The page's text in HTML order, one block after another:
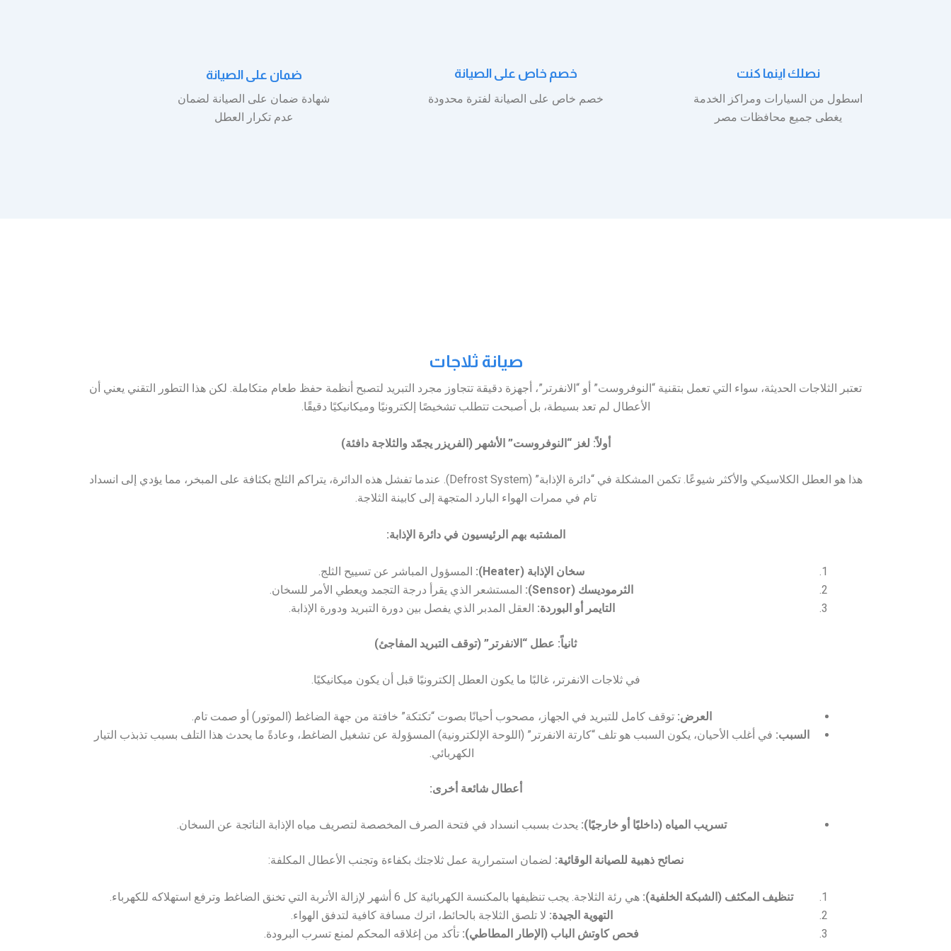
نصلك اينما كنت
اسطول من السيارات ومراكز الخدمة
يغطى جميع محافظات مصر
خصم خاص على الصيانة
خصم خاص على الصيانة لفترة محدودة
ضمان على الصيانة
شهادة ضمان على الصيانة لضمان
عدم تكرار العطل
صيانة ثلاجات
تعتبر الثلاجات الحديثة، سواء التي تعمل بتقنية “النوفروست” أو “الانفرتر”، أجهزة دقيقة تتجاوز مجرد التبريد لتصبح أنظمة حفظ طعام متكاملة. لكن هذا التطور التقني يعني أن
الأعطال لم تعد بسيطة، بل أصبحت تتطلب تشخيصًا إلكترونيًا وميكانيكيًا دقيقًا.
أولاً: لغز “النوفروست” الأشهر (الفريزر يجمّد والثلاجة دافئة)
هذا هو العطل الكلاسيكي والأكثر شيوعًا. تكمن المشكلة في “دائرة الإذابة” (Defrost System). عندما تفشل هذه الدائرة، يتراكم الثلج بكثافة على المبخر، مما يؤدي إلى انسداد
تام في ممرات الهواء البارد المتجهة إلى كابينة الثلاجة.
المشتبه بهم الرئيسيون في دائرة الإذابة:
سخان الإذابة (Heater):
المسؤول المباشر عن تسييح الثلج.
الثرموديسك (Sensor):
المستشعر الذي يقرأ درجة التجمد ويعطي الأمر للسخان.
التايمر أو البوردة: العقل المدبر الذي يفصل بين دورة التبريد ودورة الإذابة.
ثانياً: عطل “الانفرتر” (توقف التبريد المفاجئ)
في ثلاجات الانفرتر، غالبًا ما يكون العطل إلكترونيًا قبل أن يكون ميكانيكيًا.
العرض: توقف كامل للتبريد في الجهاز، مصحوب أحيانًا بصوت “تكتكة” خافتة من جهة الضاغط (الموتور) أو صمت تام.
السبب: في أغلب الأحيان، يكون السبب هو تلف “كارتة الانفرتر” (اللوحة الإلكترونية) المسؤولة عن تشغيل الضاغط، وعادةً ما يحدث هذا التلف بسبب تذبذب التيار
الكهربائي.
أعطال شائعة أخرى:
تسريب المياه (داخليًا أو خارجيًا): يحدث بسبب انسداد في فتحة الصرف المخصصة لتصريف مياه الإذابة الناتجة عن السخان.
نصائح ذهبية للصيانة الوقائية: لضمان استمرارية عمل ثلاجتك بكفاءة وتجنب الأعطال المكلفة:
تنظيف المكثف (الشبكة الخلفية): هي رئة الثلاجة. يجب تنظيفها بالمكنسة الكهربائية كل 6 أشهر لإزالة الأتربة التي تخنق الضاغط وترفع استهلاكه للكهرباء.
التهوية الجيدة: لا تلصق الثلاجة بالحائط، اترك مسافة كافية لتدفق الهواء.
فحص كاوتش الباب (الإطار المطاطي): تأكد من إغلاقه المحكم لمنع تسرب البرودة.